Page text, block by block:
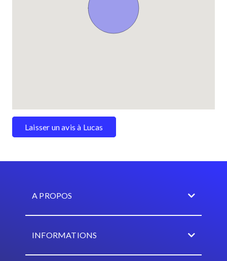
Laisser un avis à Lucas
A PROPOS
INFORMATIONS